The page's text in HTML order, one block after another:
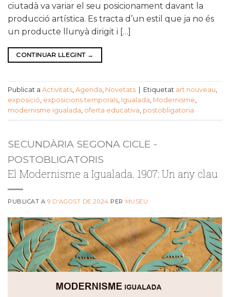
ciutadà va variar el seu posicionament davant la
producció artística. Es tracta d’un estil que ja no és
un producte llunyà dirigit i […]
CONTINUAR LLEGINT →
Publicat a Activitats, Agenda, Novetats Etiquetat art nouveau,
exposició, exposicions temporals, Igualada, Modernisme,
modernisme igualada, oferta educativa, postobligatoria
SECUNDÀRIA SEGONA CICLE -
POSTOBLIGATORIS
El Modernisme a Igualada. 1907: Un any clau
PUBLICAT A9 D'AGOST DE 2024 PER MUSEU